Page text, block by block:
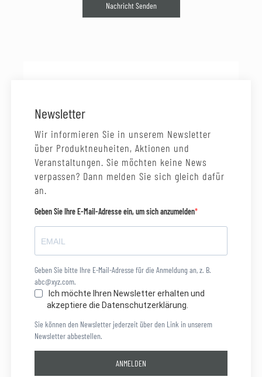
Nachricht Senden
Newsletter
Wir informieren Sie in unserem Newsletter
über Produktneuheiten, Aktionen und
Veranstaltungen. Sie möchten keine News
verpassen? Dann melden Sie sich gleich dafür
an.
Geben Sie Ihre E-Mail-Adresse ein, um sich anzumelden
Geben Sie bitte Ihre E-Mail-Adresse für die Anmeldung an, z. B.
abc@xyz.com.
Ich möchte Ihren Newsletter erhalten und
akzeptiere die Datenschutzerklärung.
Sie können den Newsletter jederzeit über den Link in unserem
Newsletter abbestellen.
ANMELDEN